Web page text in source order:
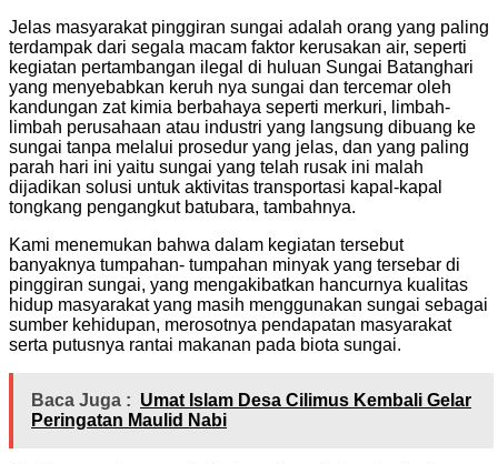
Jelas masyarakat pinggiran sungai adalah orang yang paling
terdampak dari segala macam faktor kerusakan air, seperti
kegiatan pertambangan ilegal di huluan Sungai Batanghari
yang menyebabkan keruh nya sungai dan tercemar oleh
kandungan zat kimia berbahaya seperti merkuri, limbah-
limbah perusahaan atau industri yang langsung dibuang ke
sungai tanpa melalui prosedur yang jelas, dan yang paling
parah hari ini yaitu sungai yang telah rusak ini malah
dijadikan solusi untuk aktivitas transportasi kapal-kapal
tongkang pengangkut batubara, tambahnya.
Kami menemukan bahwa dalam kegiatan tersebut
banyaknya tumpahan- tumpahan minyak yang tersebar di
pinggiran sungai, yang mengakibatkan hancurnya kualitas
hidup masyarakat yang masih menggunakan sungai sebagai
sumber kehidupan, merosotnya pendapatan masyarakat
serta putusnya rantai makanan pada biota sungai.
Baca Juga : Umat Islam Desa Cilimus Kembali Gelar
Peringatan Maulid Nabi